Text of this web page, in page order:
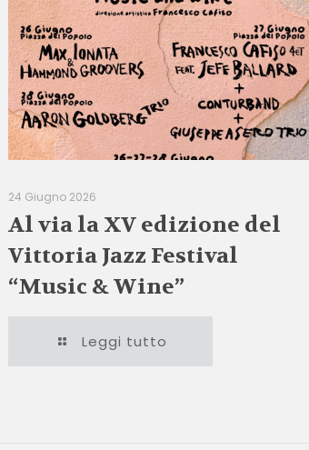
24 Giugno 2026
Al via la XV edizione del
Vittoria Jazz Festival
“Music & Wine”
Leggi tutto